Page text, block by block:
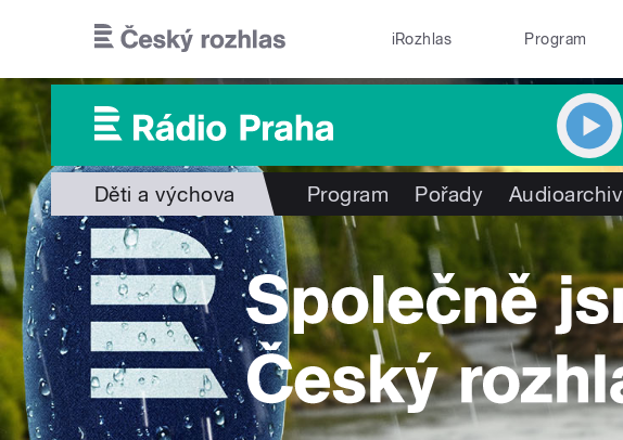
iRozhlas Program
Děti a výchova Program Pořady Audioarchiv